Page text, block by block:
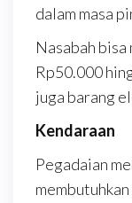
dalam masa
Nasabah
Rp50.000
juga barang
Kendaraan
Pegadaian